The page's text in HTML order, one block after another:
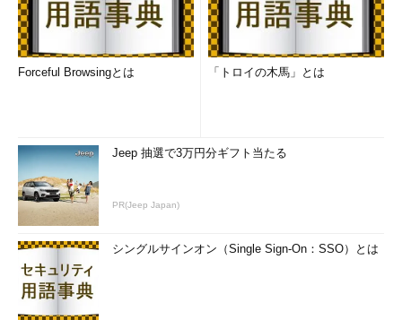
Forceful Browsingとは 「トロイの木馬」とは
Jeep 抽選で3万円分ギフト当たる
PR(Jeep Japan)
シングルサインオン（Single Sign-On：SSO）とは